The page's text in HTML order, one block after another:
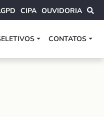
CIPA OUVIDORIA
CONTATOS